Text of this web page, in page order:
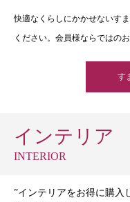
快適なくらしにかかせないす
ください。会員様ならではの
す
インテリア
INTERIOR
”インテリアをお得に購入